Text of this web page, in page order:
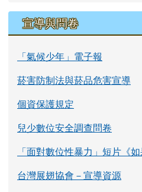
宣導與問卷
「氣候少年」電子報
菸害防制法與菸品危害宣導
個資保護規定
兒少數位安全調查問卷
「面對數位性暴力」短片《如
台灣展翅協會－宣導資源